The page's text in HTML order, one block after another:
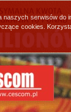
serwisów do
cookies.